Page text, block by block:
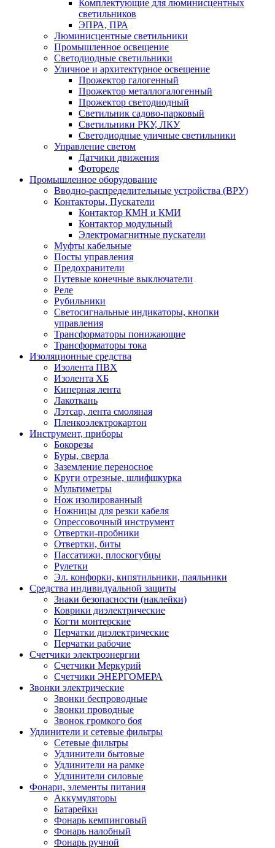
Комплектующие для люминисцентных
светильников
ЭПРА, ПРА
Люминисцентные светильники
Промышленное освещение
Светодиодные светильники
Уличное и архитектурное освещение
Прожектор галогенный
Прожектор металлогалогенный
Прожектор светодиодный
Светильник садово-парковый
Светильники РКУ, ЛКУ
Светодиодные уличные светильники
Управление светом
Датчики движения
Фотореле
Промышленное оборудование
Вводно-распределительные устройства (ВРУ)
Контакторы, Пускатели
Контактор КМН и КМИ
Контактор модульный
Электромагнитные пускатели
Муфты кабельные
Посты управления
Предохранители
Путевые конечные выключатели
Реле
Рубильники
Светосигнальные индикаторы, кнопки
управления
Трансформаторы понижающие
Трансформаторы тока
Изоляционные средства
Изолента ПВХ
Изолента ХБ
Киперная лента
Лакоткань
Лэтсар, лента смоляная
Пленкоэлектрокартон
Инструмент, приборы
Бокорезы
Буры, сверла
Заземление переносное
Круги отрезные, шлифшкурка
Мультиметры
Нож изолированный
Ножницы для резки кабеля
Опрессовочный инструмент
Отвертки-пробники
Отвертки, биты
Пассатижи, плоскогубцы
Рулетки
Эл. конфорки, кипятильники, паяльники
Средства индивидуальной защиты
Знаки безопасности (наклейки)
Коврики диэлектрические
Когти монтерские
Перчатки диэлектрические
Перчатки рабочие
Счетчики электроэнергии
Счетчики Меркурий
Счетчики ЭНЕРГОМЕРА
Звонки электрические
Звонки беспроводные
Звонки проводные
Звонок громкого боя
Удлинители и сетевые фильтры
Сетевые фильтры
Удлинители бытовые
Удлинители на рамке
Удлинители силовые
Фонари, элементы питания
Аккумуляторы
Батарейки
Фонарь кемпинговый
Фонарь налобный
Фонарь ручной